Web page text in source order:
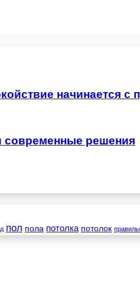
начинается с
современные решения
пол пола потолка потолок